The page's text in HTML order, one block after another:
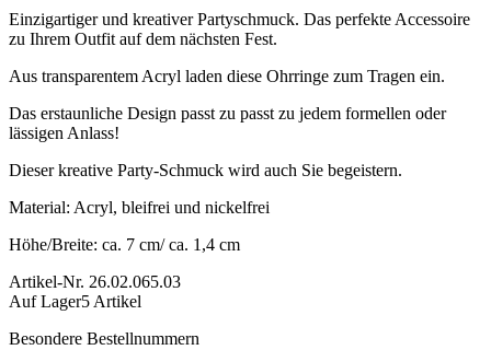
Einzigartiger und kreativer Partyschmuck. Das perfekte Accessoire
zu Ihrem Outfit auf dem nächsten Fest.
Aus transparentem Acryl laden diese Ohrringe zum Tragen ein.
Das erstaunliche Design passt zu passt zu jedem formellen oder
lässigen Anlass!
Dieser kreative Party-Schmuck wird auch Sie begeistern.
Material: Acryl, bleifrei und nickelfrei
Höhe/Breite: ca. 7 cm/ ca. 1,4 cm
Artikel-Nr. 26.02.065.03
Auf Lager5 Artikel
Besondere Bestellnummern